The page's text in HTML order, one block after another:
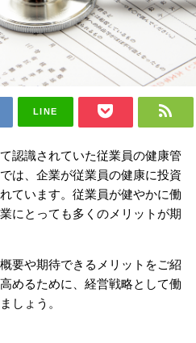
LINE
認識されていた従業員の健康管
は、企業が従業員の健康に投資
ています。従業員が健やかに働
にとっても多くのメリットが期
要や期待できるメリットをご紹
めるために、経営戦略として働
しょう。